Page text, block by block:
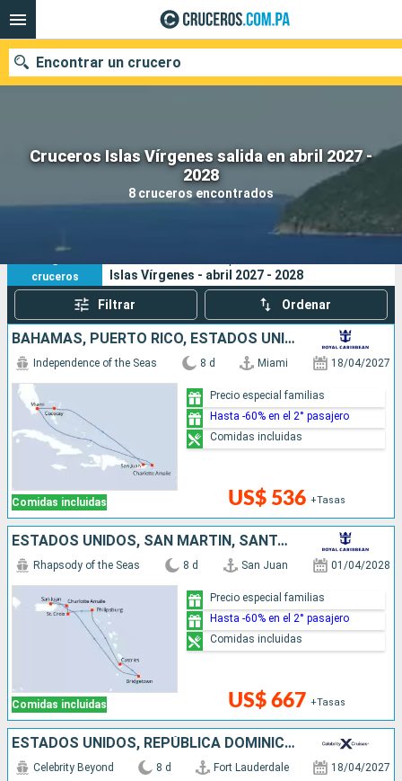
Cruceros Islas Vírgenes salida en abril 2027 -
2028
8 cruceros encontrados
Encontrar un crucero
Nuestros destinos
Fecha de salida
Puertos
Buscar
8
cruceros
Islas Vírgenes - abril 2027 - 2028
Filtrar Ordenar
BAHAMAS, PUERTO RICO, ESTADOS UNIDOS
Comidas incluidas
Independence of the Seas 8 d Miami 18/04/2027
US$ 536 +Tasas
Precio especial familias
Hasta -60% en el 2° pasajero
Comidas incluidas
ESTADOS UNIDOS, SAN MARTÍN, SANTA LUCIA, BARBADOS, PUERTO RICO
Comidas incluidas
Rhapsody of the Seas 8 d San Juan 01/04/2028
US$ 667 +Tasas
Precio especial familias
Hasta -60% en el 2° pasajero
Comidas incluidas
ESTADOS UNIDOS, REPÚBLICA DOMINICANA
Celebrity Beyond 8 d Fort Lauderdale 18/04/2027